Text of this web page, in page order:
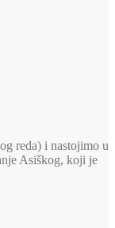
reda) i nastojimo u
Asiškog, koji je